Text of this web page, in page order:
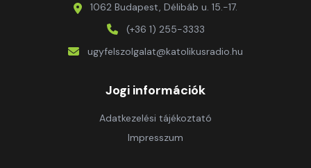
1062 Budapest, Délibáb u. 15.-17.
(+36 1) 255-3333
ugyfelszolgalat@katolikusradio.hu
Jogi információk
Adatkezelési tájékoztató
Impresszum